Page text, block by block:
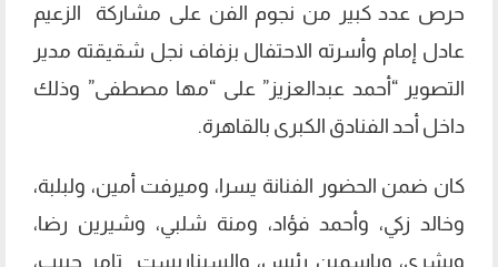
حرص عدد كبير من نجوم الفن على مشاركة الزعيم
عادل إمام وأسرته الاحتفال بزفاف نجل شقيقته مدير
التصوير “أحمد عبدالعزيز” على “مها مصطفى” وذلك
داخل أحد الفنادق الكبرى بالقاهرة.
كان ضمن الحضور الفنانة يسرا، وميرفت أمين، ولبلبة،
وخالد زكي، وأحمد فؤاد، ومنة شلبي، وشيرين رضا،
وبشرى، وياسمين رئيس، والسيناريست تامر حبيب،